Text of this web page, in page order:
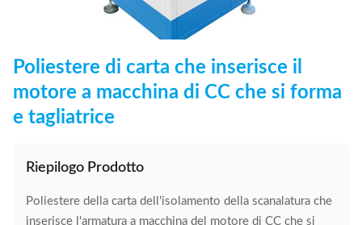
Poliestere di carta che inserisce il
motore a macchina di CC che si forma
e tagliatrice
Riepilogo Prodotto
Poliestere della carta dell'isolamento della scanalatura che
inserisce l'armatura a macchina del motore di CC che si